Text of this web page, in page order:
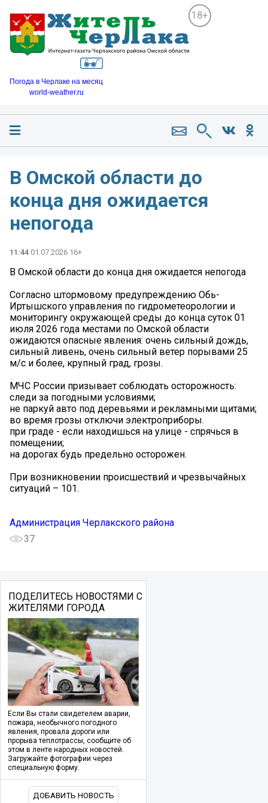
18+
Погода в Черлаке на месяц
world-weather.ru
В Омской области до
конца дня ожидается
непогода
11:44 01.07.2026 16+
В Омской области до конца дня ожидается непогода
Согласно штормовому предупреждению Обь-
Иртышского управления по гидрометеорологии и
мониторингу окружающей среды до конца суток 01
июля 2026 года местами по Омской области
ожидаются опасные явления: очень сильный дождь,
сильный ливень, очень сильный ветер порывами 25
м/с и более, крупный град, грозы.
МЧС России призывает соблюдать осторожность:
следи за погодными условиями;
не паркуй авто под деревьями и рекламными щитами;
во время грозы отключи электроприборы.
при граде - если находишься на улице - спрячься в
помещении;
на дорогах будь предельно осторожен.
При возникновении происшествий и чрезвычайных
ситуаций – 101.
Администрация Черлакского района
37
ПОДЕЛИТЕСЬ НОВОСТЯМИ С
ЖИТЕЛЯМИ ГОРОДА
Если Вы стали свидетелем аварии,
пожара, необычного погодного
явления, провала дороги или
прорыва теплотрассы, сообщите об
этом в ленте народных новостей.
Загружайте фотографии через
специальную форму.
ДОБАВИТЬ НОВОСТЬ